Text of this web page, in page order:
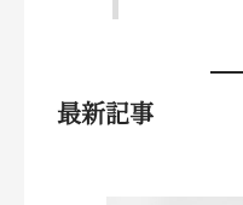
最新記事